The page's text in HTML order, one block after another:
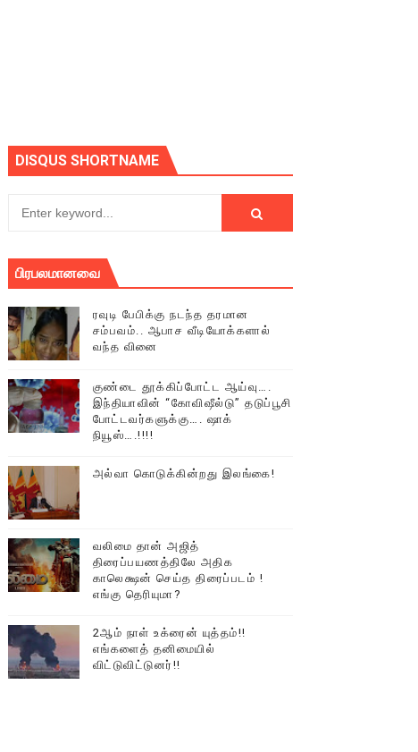
அழைக்கின்றோம்.
(செய்தியும்,படங்களும்..)
திரண்ட தமிழ்மக்கள்!!
DISQUS SHORTNAME
பிரபலமானவை
ரவுடி பேபிக்கு நடந்த தரமான
சம்பவம்.. ஆபாச வீடியோக்களால்
வந்த வினை
குண்டை தூக்கிப்போட்ட ஆய்வு….
இந்தியாவின் “கோவிஷீல்டு” தடுப்பூசி
போட்டவர்களுக்கு…. ஷாக்
நியூஸ்….!!!!
அல்வா கொடுக்கின்றது இலங்கை!
வலிமை தான் அஜித்
திரைப்பயணத்திலே அதிக
காலெக்ஷன் செய்த திரைப்படம் !
எங்கு தெரியுமா?
2ஆம் நாள் உக்ரைன் யுத்தம்!!
எங்களைத் தனிமையில்
விட்டுவிட்டுனர்!!